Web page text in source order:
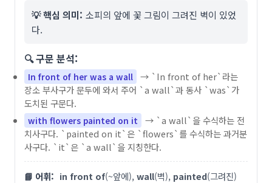
💡 핵심 의미: 소피의 앞에 꽃 그림이 그려진 벽이 있었
다.
🔍 구문 분석:
In front of her was a wall → `In front of her`라는
장소 부사구가 문두에 와서 주어 `a wall`과 동사 `was`가
도치된 구문다.
with flowers painted on it
→ `a wall`을 수식하는 전
치사구다. `painted on it`은 `flowers`를 수식하는 과거분
사구다. `it`은 `a wall`을 지칭한다.
📘 어휘: in front of(~앞에), wall(벽), painted(그려진)